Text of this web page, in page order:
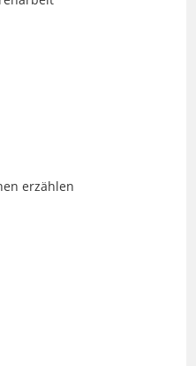
erzählen
ist nur der